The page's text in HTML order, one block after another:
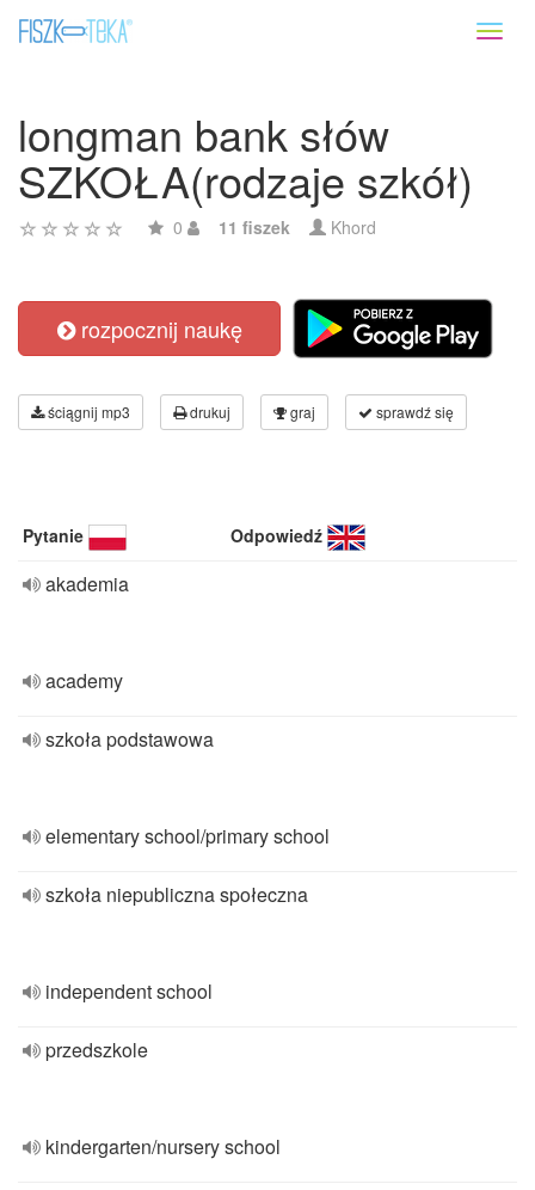
longman bank słów
SZKOŁA(rodzaje szkół)
0 11 fiszek Khord
rozpocznij naukę
ściągnij mp3 drukuj graj sprawdź się
Pytanie Odpowiedź
akademia
academy
szkoła podstawowa
elementary school/primary school
szkoła niepubliczna społeczna
independent school
przedszkole
kindergarten/nursery school